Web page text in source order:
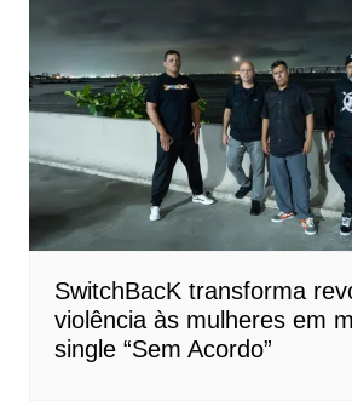
SwitchBacK transforma
violência às mulheres em
single “Sem Acordo”